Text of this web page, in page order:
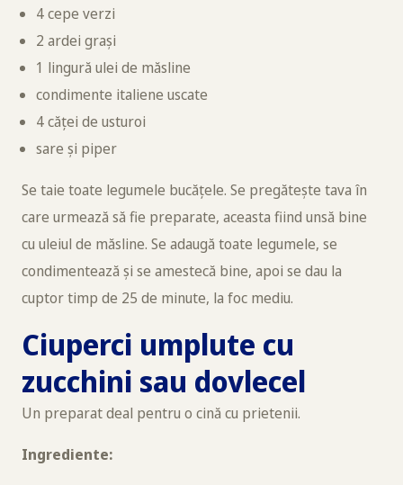
4 cepe verzi
2 ardei grași
1 lingură ulei de măsline
condimente italiene uscate
4 căței de usturoi
sare și piper
Se taie toate legumele bucățele. Se pregătește tava în
care urmează să fie preparate, aceasta fiind unsă bine
cu uleiul de măsline. Se adaugă toate legumele, se
condimentează și se amestecă bine, apoi se dau la
cuptor timp de 25 de minute, la foc mediu.
Ciuperci umplute cu
zucchini sau dovlecel
Un preparat deal pentru o cină cu prietenii.
Ingrediente: